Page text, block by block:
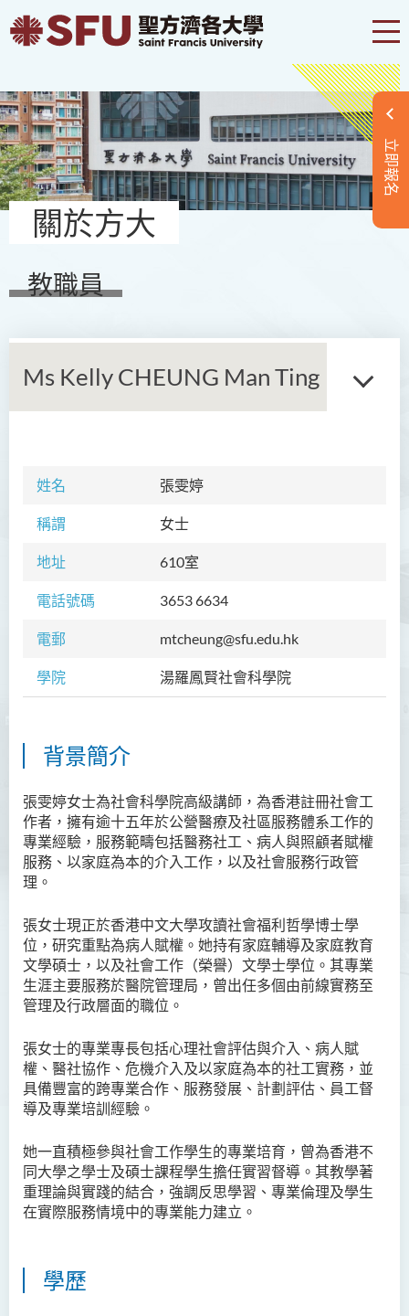
立即報名
關於方大
教職員
Ms Kelly CHEUNG Man Ting
姓名 張雯婷
稱謂 女士
地址 610室
電話號碼 3653 6634
電郵 mtcheung@sfu.edu.hk
學院 湯羅鳳賢社會科學院
背景簡介
張雯婷女士為社會科學院高級講師，為香港註冊社會工
作者，擁有逾十五年於公營醫療及社區服務體系工作的
專業經驗，服務範疇包括醫務社工、病人與照顧者賦權
服務、以家庭為本的介入工作，以及社會服務行政管
理。
張女士現正於香港中文大學攻讀社會福利哲學博士學
位，研究重點為病人賦權。她持有家庭輔導及家庭教育
文學碩士，以及社會工作（榮譽）文學士學位。其專業
生涯主要服務於醫院管理局，曾出任多個由前線實務至
管理及行政層面的職位。
張女士的專業專長包括心理社會評估與介入、病人賦
權、醫社協作、危機介入及以家庭為本的社工實務，並
具備豐富的跨專業合作、服務發展、計劃評估、員工督
導及專業培訓經驗。
她一直積極參與社會工作學生的專業培育，曾為香港不
同大學之學士及碩士課程學生擔任實習督導。其教學著
重理論與實踐的結合，強調反思學習、專業倫理及學生
在實際服務情境中的專業能力建立。
學歷
Dr LAM Chiu Wan
Ms Villy LO Suk Ling
Ms Angie HUNG Yiu Ying
Ms Mickey IP Po Na
Ms Clara LAW Ying Tsz
Mr LUK Yiu Tung
Ms Amy LEE Yuk Ying
Dr Joey SIU Chung Yue
Prof WONG Yu Cheung
Mr Michael PAK Chui Man
Ms Patricia TAM Ka Ying
梁漢柱博士